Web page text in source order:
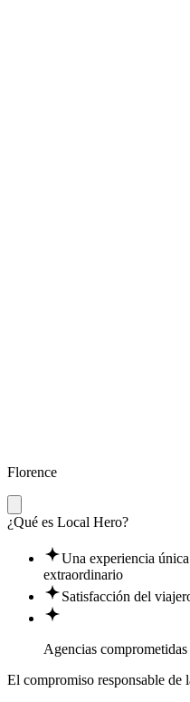
Florence
¿Qué es Local Hero?
Una experiencia
extraordinario
Satisfacción del
Agencias comprometidas
El compromiso responsable de